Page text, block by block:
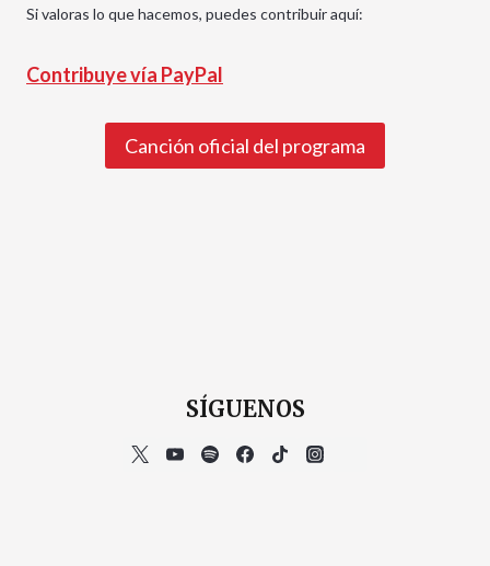
Si valoras lo que hacemos, puedes contribuir aquí:
Contribuye vía PayPal
Canción oficial del programa
SÍGUENOS